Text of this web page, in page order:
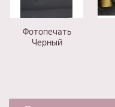
Фотопечать
Черный